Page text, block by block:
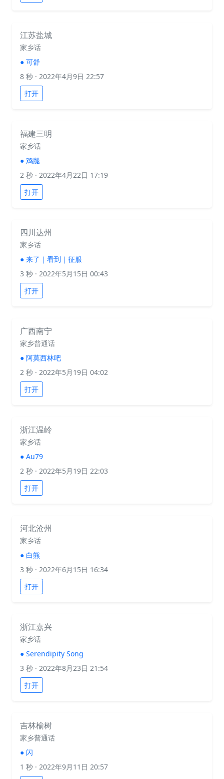
江苏盐城
家乡话
● 可舒
8 秒 · 2022年4月9日 22:57
打开
福建三明
家乡话
● 鸡腿
2 秒 · 2022年4月22日 17:19
打开
四川达州
家乡话
● 来了｜看到｜征服
3 秒 · 2022年5月15日 00:43
打开
广西南宁
家乡普通话
● 阿莫西林吧
2 秒 · 2022年5月19日 04:02
打开
浙江温岭
家乡话
● Au79
2 秒 · 2022年5月19日 22:03
打开
河北沧州
家乡话
● 白熊
3 秒 · 2022年6月15日 16:34
打开
浙江嘉兴
家乡话
● Serendipity Song
3 秒 · 2022年8月23日 21:54
打开
吉林榆树
家乡普通话
● 闪
1 秒 · 2022年9月11日 20:57